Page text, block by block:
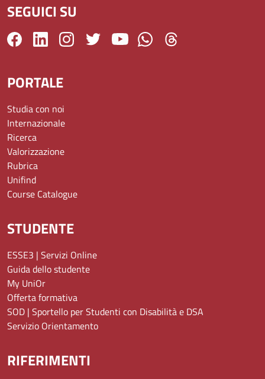
SEGUICI SU
PORTALE
Studia con noi
Internazionale
Ricerca
Valorizzazione
Rubrica
Unifind
Course Catalogue
STUDENTE
ESSE3 | Servizi Online
Guida dello studente
My UniOr
Offerta formativa
SOD | Sportello per Studenti con Disabilità e DSA
Servizio Orientamento
RIFERIMENTI